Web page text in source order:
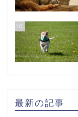
10
最新の記事